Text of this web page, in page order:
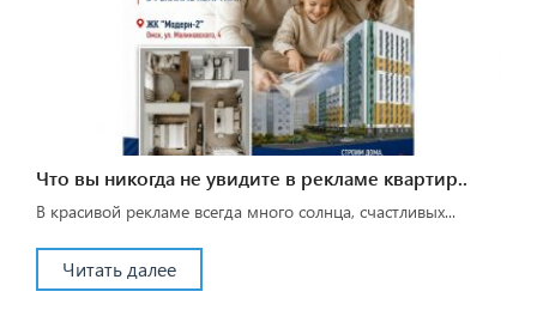
Что вы никогда не увидите в рекламе квартир..
В красивой рекламе всегда много солнца, счастливых...
Читать далее